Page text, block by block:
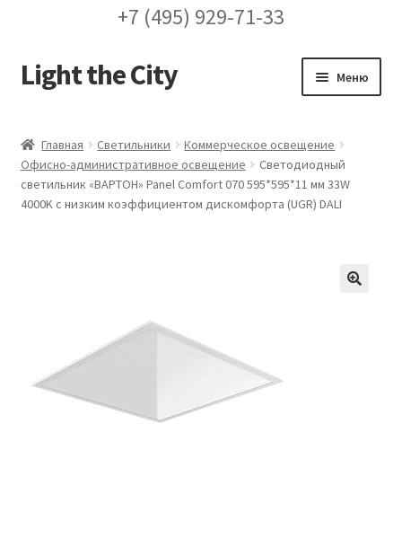
+7 (495) 929-71-33
Перейти
к
Перейти
к
Light the City Меню
FAQ про кронштейны
Заказ проекта освещения
Контакты
Главная Светильники
Коммерческое освещение
Офисно-административное освещение
Светодиодный
светильник «ВАРТОН» Panel Comfort 070 595*595*11 мм 33W
4000K с низким коэффициентом дискомфорта (UGR) DALI